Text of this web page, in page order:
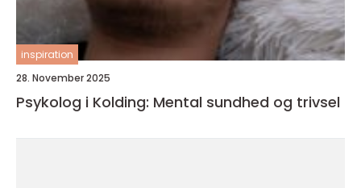
inspiration
28. November 2025
Psykolog i Kolding: Mental sundhed og trivsel